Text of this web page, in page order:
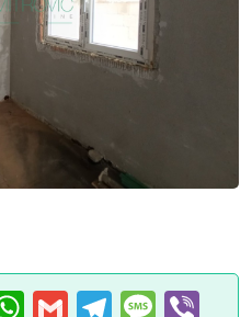
WhatsApp
Gmail Telegram
Message